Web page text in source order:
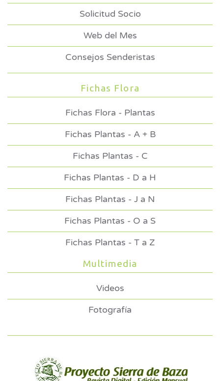
Solicitud Socio
Web del Mes
Consejos Senderistas
Fichas Flora
Fichas Flora - Plantas
Fichas Plantas - A + B
Fichas Plantas - C
Fichas Plantas - D a H
Fichas Plantas - J a N
Fichas Plantas - O a S
Fichas Plantas - T a Z
Multimedia
Videos
Fotografía